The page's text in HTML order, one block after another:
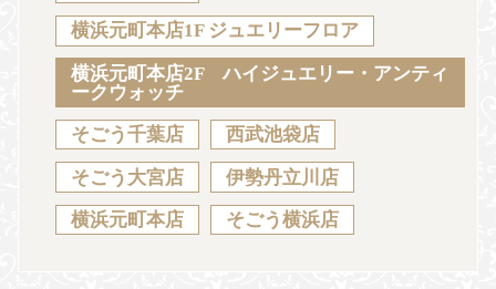
Sustainability Voice Catalog
JA EN CH KO
横浜元町本店1F ジュエリーフロア
横浜元町本店2F ハイジュエリー・アンティ
ークウォッチ
そごう千葉店 西武池袋店
そごう大宮店 伊勢丹立川店
横浜元町本店 そごう横浜店